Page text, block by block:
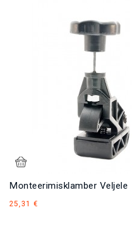
Monteerimisklamber Veljele
25,31 €